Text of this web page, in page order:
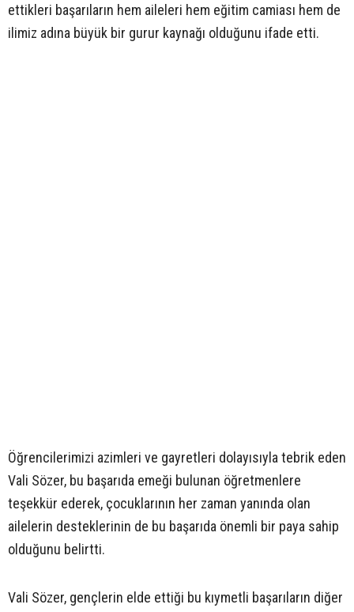
ettikleri başarıların hem aileleri hem eğitim camiası hem de
ilimiz adına büyük bir gurur kaynağı olduğunu ifade etti.
Öğrencilerimizi azimleri ve gayretleri dolayısıyla tebrik eden
Vali Sözer, bu başarıda emeği bulunan öğretmenlere
teşekkür ederek, çocuklarının her zaman yanında olan
ailelerin desteklerinin de bu başarıda önemli bir paya sahip
olduğunu belirtti.
Vali Sözer, gençlerin elde ettiği bu kıymetli başarıların diğer